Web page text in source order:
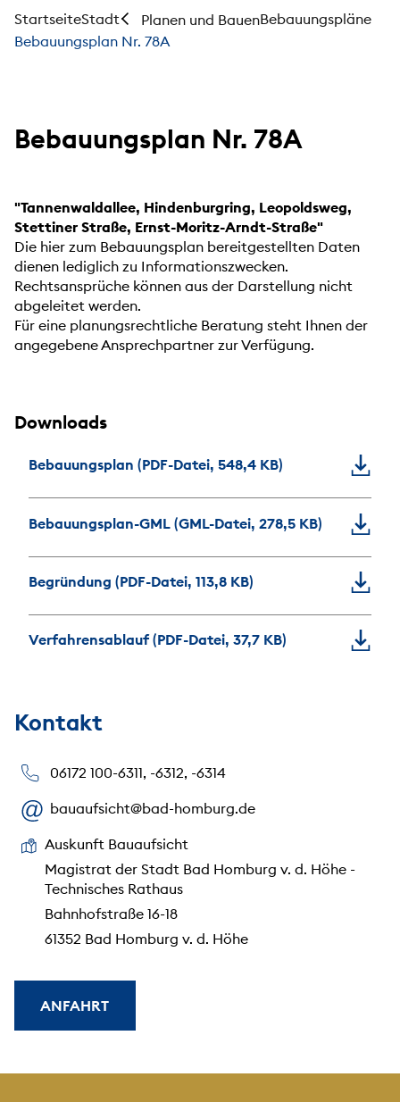
StartseiteStadt Planen und BauenBebauungspläne
Bebauungsplan Nr. 78A
Bebauungsplan Nr. 78A
"Tannenwaldallee, Hindenburgring, Leopoldsweg,
Stettiner Straße, Ernst-Moritz-Arndt-Straße"
Die hier zum Bebauungsplan bereitgestellten Daten
dienen lediglich zu Informationszwecken.
Rechtsansprüche können aus der Darstellung nicht
abgeleitet werden.
Für eine planungsrechtliche Beratung steht Ihnen der
angegebene Ansprechpartner zur Verfügung.
Downloads
Bebauungsplan (PDF-Datei, 548,4 KB)
Bebauungsplan-GML (GML-Datei, 278,5 KB)
Begründung (PDF-Datei, 113,8 KB)
Verfahrensablauf (PDF-Datei, 37,7 KB)
Kontakt
06172 100-6311, -6312, -6314
bauaufsicht@bad-homburg.de
Auskunft Bauaufsicht
Magistrat der Stadt Bad Homburg v. d. Höhe -
Technisches Rathaus
Bahnhofstraße 16-18
61352 Bad Homburg v. d. Höhe
ANFAHRT